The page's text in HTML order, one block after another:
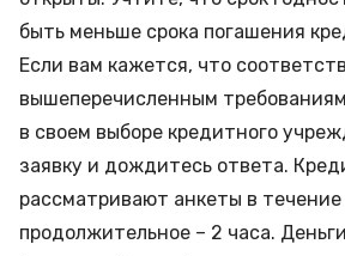
быть меньше срока погашения
Если вам кажется, что
вышеперечисленным
в своем выборе кредитного
заявку и дождитесь ответа.
рассматривают анкеты в течение
продолжительное – 2 часа.